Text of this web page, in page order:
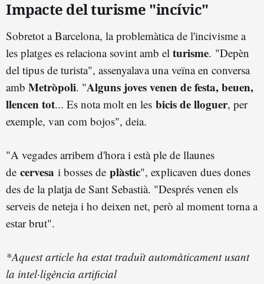
Impacte del turisme "incívic"
Sobretot a Barcelona, la problemàtica de l'incivisme a
les platges es relaciona sovint amb el turisme. "Depèn
del tipus de turista", assenyalava una veïna en conversa
amb Metròpoli. "Alguns joves venen de festa, beuen,
llencen tot... Es nota molt en les bicis de lloguer, per
exemple, van com bojos", deia.
"A vegades arribem d'hora i està ple de llaunes
de cervesa i bosses de plàstic", explicaven dues dones
des de la platja de Sant Sebastià. "Després venen els
serveis de neteja i ho deixen net, però al moment torna a
estar brut".
*Aquest article ha estat traduït automàticament usant
la intel·ligència artificial